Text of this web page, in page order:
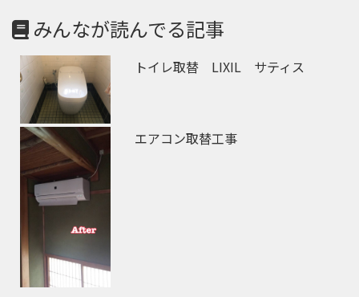
みんなが読んでる記事
トイレ取替 LIXIL サティス
エアコン取替工事